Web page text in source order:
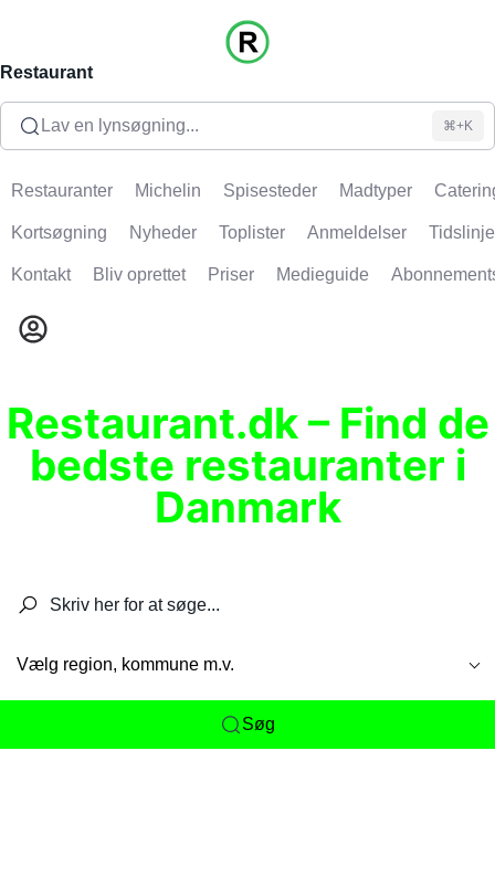
Restaurant
Lav en lynsøgning... ⌘+K
Restauranter Michelin Spisesteder Madtyper
Kortsøgning Nyheder Toplister Anmeldelser Tidslinje
Kontakt Bliv oprettet Priser Medieguide
Restaurant.dk – Find de
bedste restauranter i
Danmark
Vælg region, kommune m.v.
Søg